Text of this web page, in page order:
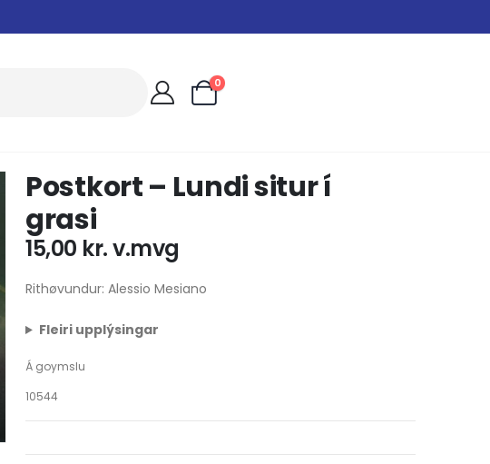
0
Postkort – Lundi situr í
grasi
15,00 kr.v.mvg
Rithøvundur: Alessio Mesiano
Fleiri upplýsingar
Á goymslu
10544